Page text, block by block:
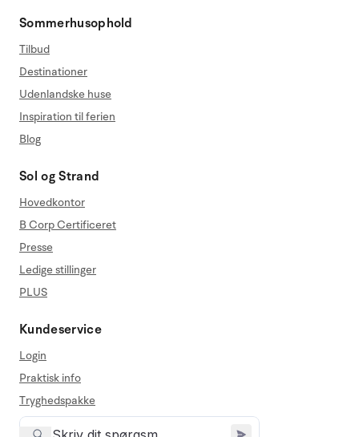
Sommerhusophold
Tilbud
Destinationer
Udenlandske huse
Inspiration til ferien
Blog
Sol og Strand
Hovedkontor
B Corp Certificeret
Presse
Ledige stillinger
PLUS
Kundeservice
Login
Praktisk info
Tryghedspakke